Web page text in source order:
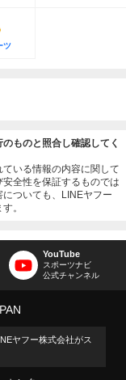
ツ
のものと照合し確認してく
いる情報の内容に関して
全性を保証するものでは
ついても、LINEヤフー
。
YouTube
スポーツナビ
公式チャンネル
ヤフー株式会社がス